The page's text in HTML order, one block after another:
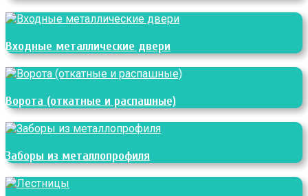
Входные металлические двери
Ворота (откатные и распашные)
Заборы из металлопрофиля